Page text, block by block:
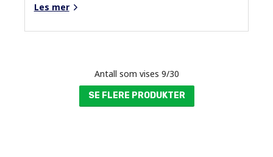
Les mer
Antall som vises 9/30
SE FLERE PRODUKTER